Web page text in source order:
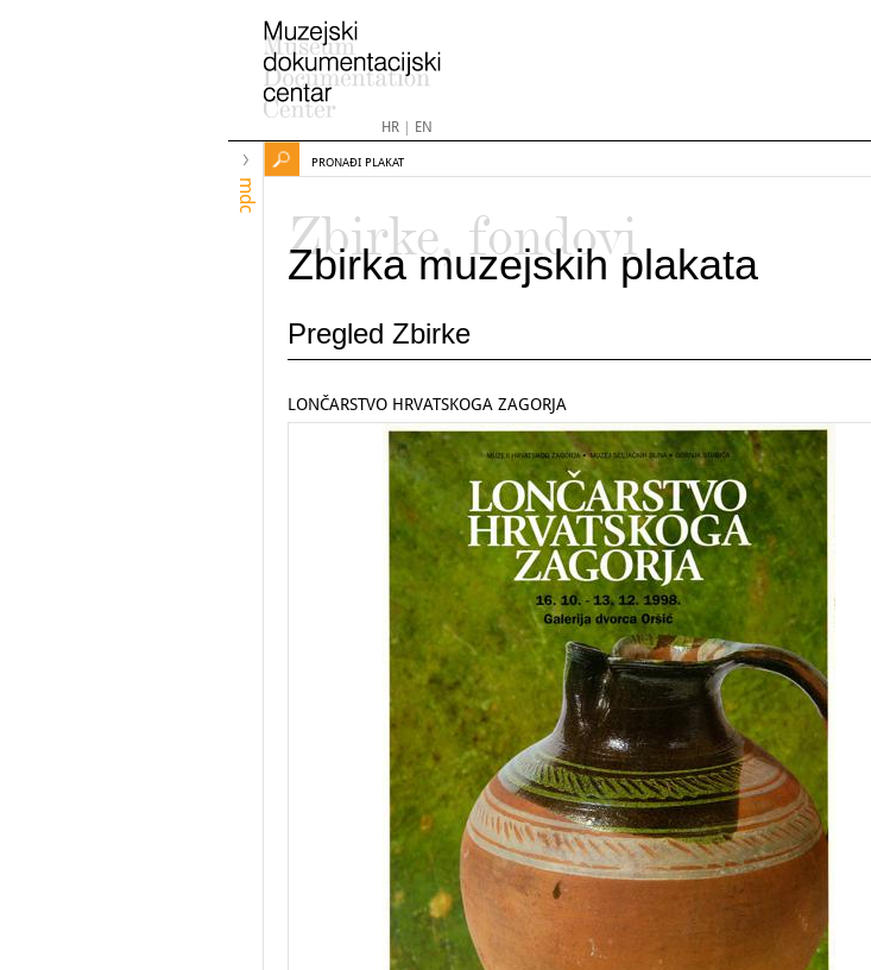
HR| EN
mdc
PRONAĐI PLAKAT
Zbirke, fondovi
Zbirka muzejskih plakata
Pregled Zbirke
LONČARSTVO HRVATSKOGA ZAGORJA